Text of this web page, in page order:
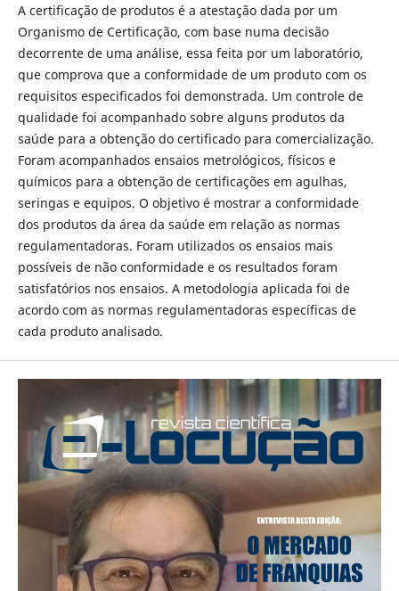
A certificação de produtos é a atestação dada por um
Organismo de Certificação, com base numa decisão
decorrente de uma análise, essa feita por um laboratório,
que comprova que a conformidade de um produto com os
requisitos especificados foi demonstrada. Um controle de
qualidade foi acompanhado sobre alguns produtos da
saúde para a obtenção do certificado para comercialização.
Foram acompanhados ensaios metrológicos, físicos e
químicos para a obtenção de certificações em agulhas,
seringas e equipos. O objetivo é mostrar a conformidade
dos produtos da área da saúde em relação as normas
regulamentadoras. Foram utilizados os ensaios mais
possíveis de não conformidade e os resultados foram
satisfatórios nos ensaios. A metodologia aplicada foi de
acordo com as normas regulamentadoras específicas de
cada produto analisado.